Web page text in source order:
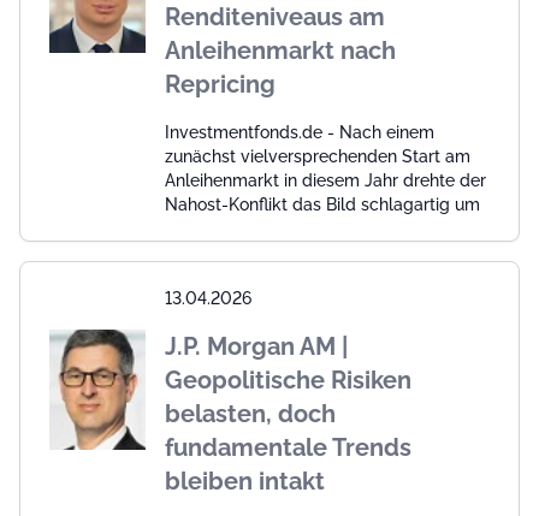
Renditeniveaus am
Anleihenmarkt nach
Repricing
Investmentfonds.de - Nach einem
zunächst vielversprechenden Start am
Anleihenmarkt in diesem Jahr drehte der
Nahost-Konflikt das Bild schlagartig um
13.04.2026
J.P. Morgan AM |
Geopolitische Risiken
belasten, doch
fundamentale Trends
bleiben intakt